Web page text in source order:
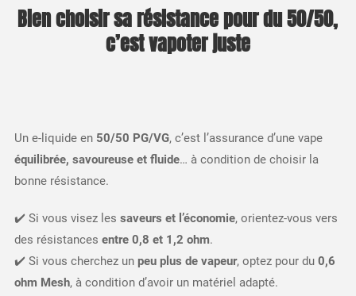
Bien choisir sa résistance pour du 50/50,
c’est vapoter juste
Un e-liquide en 50/50 PG/VG, c’est l’assurance d’une vape
équilibrée, savoureuse et fluide… à condition de choisir la
bonne résistance.
✔️ Si vous visez les saveurs et l’économie, orientez-vous vers
des résistances entre 0,8 et 1,2 ohm.
✔️ Si vous cherchez un peu plus de vapeur, optez pour du 0,6
ohm Mesh, à condition d’avoir un matériel adapté.